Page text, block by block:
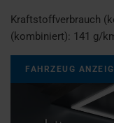
Kraftstoffverbrauch
(kombiniert): 141 g/
FAHRZEUG